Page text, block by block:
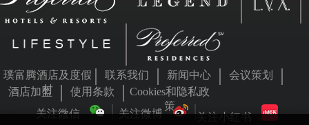
璞富腾酒店及度假
村
联系我们 新闻中心
会议策划
酒店加盟
使用条款
Cookies和隐私政
策
关注微信 关注微博 关注小红书